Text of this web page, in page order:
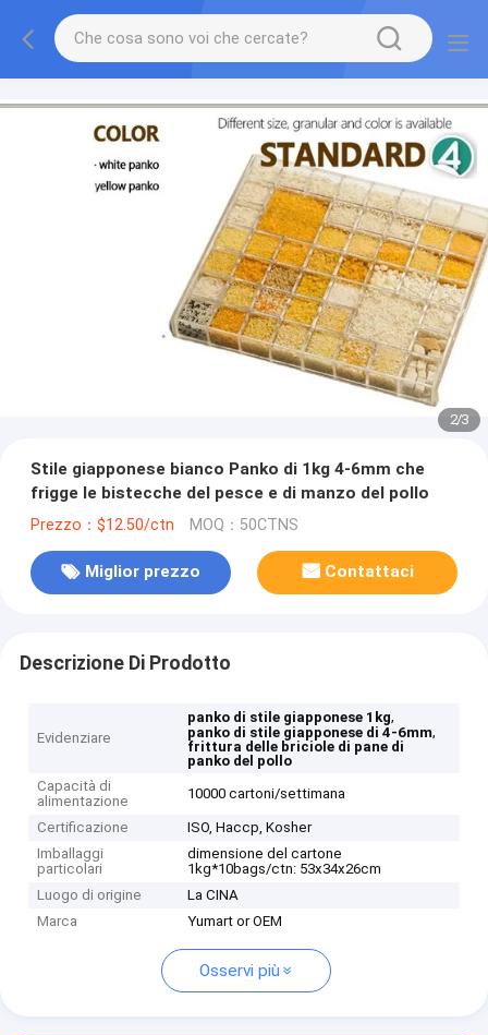
2/3
Stile giapponese bianco Panko di 1kg 4-6mm che
frigge le bistecche del pesce e di manzo del pollo
Prezzo：$12.50/ctn MOQ：50CTNS
Miglior prezzo Contattaci
Descrizione Di Prodotto
Evidenziare
panko di stile giapponese 1kg,
panko di stile giapponese di 4-6mm,
frittura delle briciole di pane di
panko del pollo
Capacità di
alimentazione
10000 cartoni/settimana
Certificazione
ISO, Haccp, Kosher
Imballaggi
particolari
dimensione del cartone
1kg*10bags/ctn: 53x34x26cm
Luogo di origine
La CINA
Marca
Yumart or OEM
Osservi più